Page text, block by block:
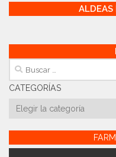
ALDEAS
Buscar:
CATEGORÍAS
Categorías